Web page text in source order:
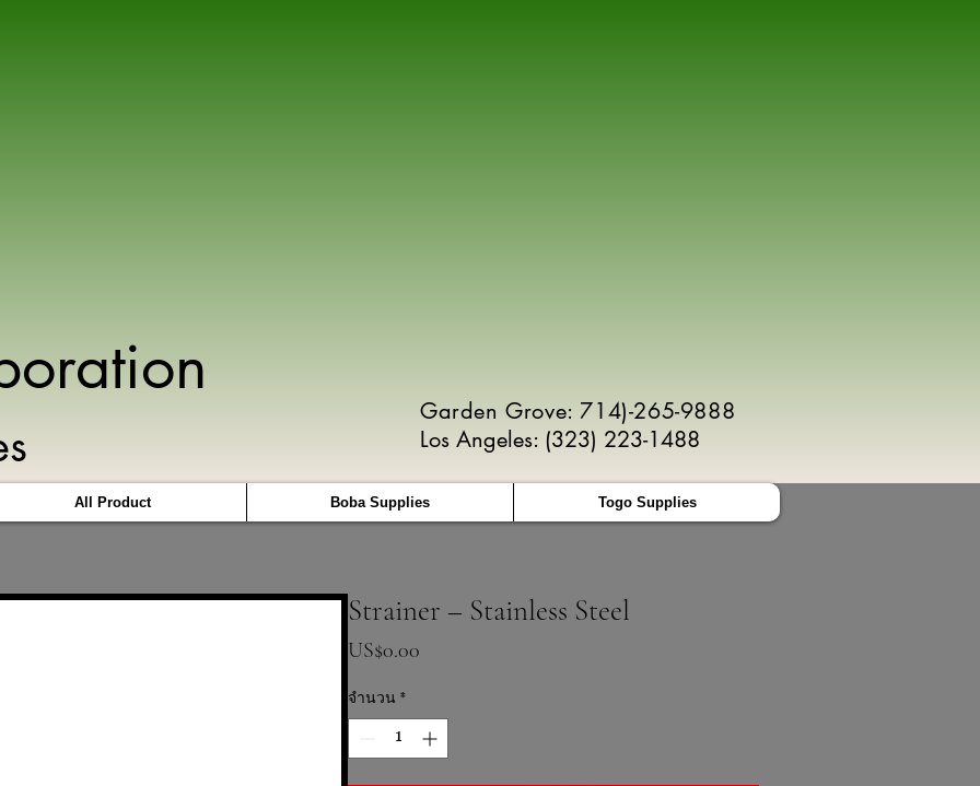
Garden Grove: 714)-265-9888
Los Angeles: (323) 223-1488
All Product Boba Supplies Togo Supplies
Strainer – Stainless Steel
US$0.00
จำนวน *